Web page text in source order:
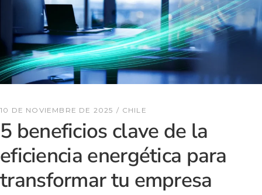
10 DE NOVIEMBRE DE 2025 CHILE
5 beneficios clave de la
eficiencia energética para
transformar tu empresa